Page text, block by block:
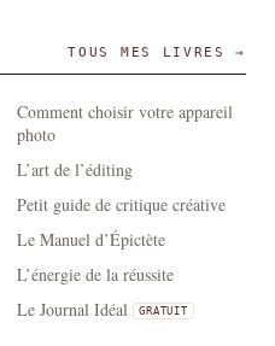
TOUS MES LIVRES →
Comment choisir votre appareil
photo
L’art de l’éditing
Petit guide de critique créative
Le Manuel d’Épictète
L’énergie de la réussite
Le Journal Idéal
GRATUIT